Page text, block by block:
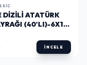
DIZILI ATATÜRK
(40'LI)-6X10
İNCELE